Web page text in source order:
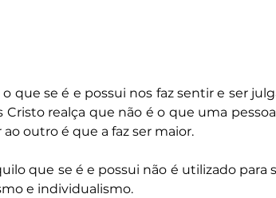
o que se é e possui nos faz sentir e ser
Cristo realça que não é o que uma
ao outro é que a faz ser maior.
que se é e possui não é utilizado para
e individualismo.